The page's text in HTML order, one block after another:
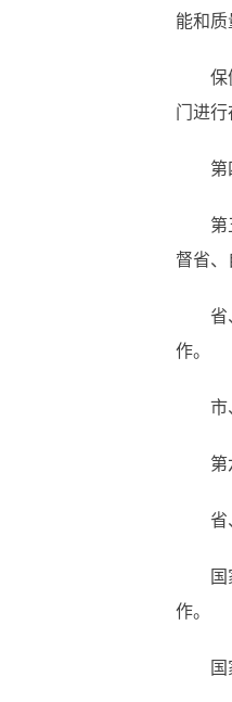
能和质
保
门进行
第
第
督省、
省
作。
市
第
省
作。